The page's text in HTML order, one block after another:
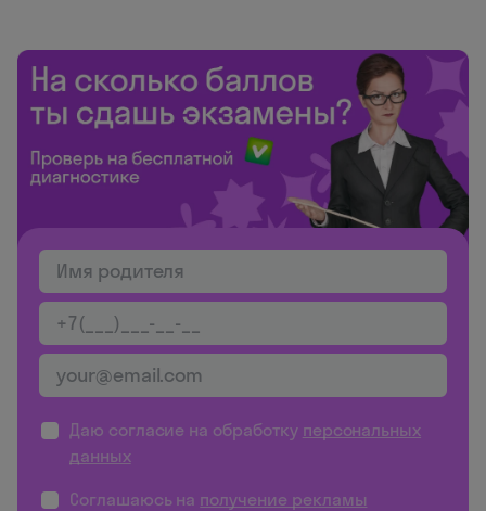
Даю согласие на обработку персональных
данных
Соглашаюсь на получение рекламы